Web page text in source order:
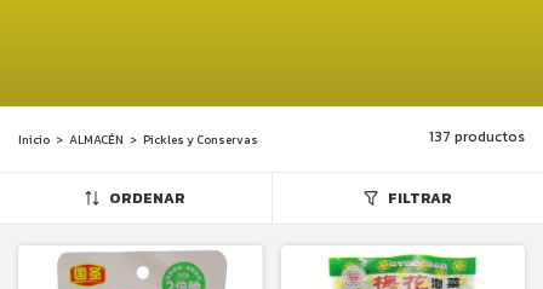
Inicio > ALMACÉN > Pickles y Conservas 137 productos
ORDENAR FILTRAR